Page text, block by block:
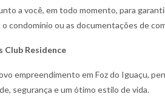
a você, em todo momento, para
o condomínio ou as documentações de
Club Residence
empreendimento em Foz do Iguaçu,
segurança e um ótimo estilo de vida.